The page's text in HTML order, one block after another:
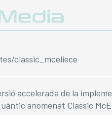
classic_mceliece
accelerada de la
anomenat Classic